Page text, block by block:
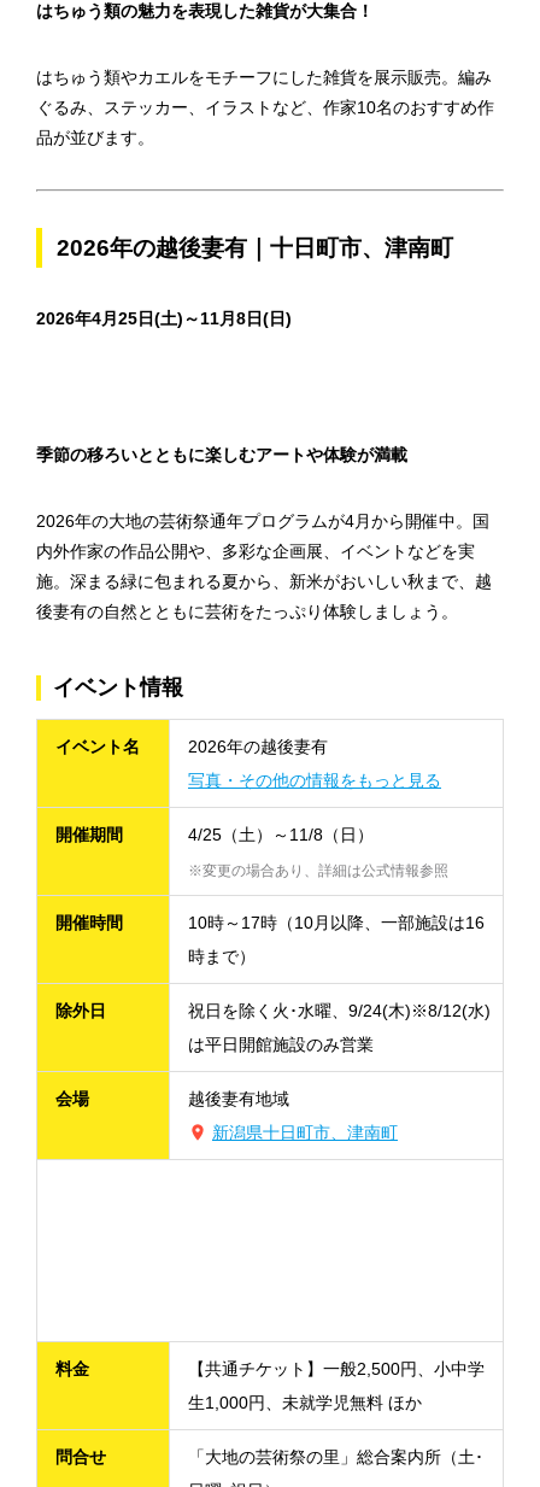
はちゅう類の魅力を表現した雑貨が大集合！
はちゅう類やカエルをモチーフにした雑貨を展示販売。編み
ぐるみ、ステッカー、イラストなど、作家10名のおすすめ作
品が並びます。
2026年の越後妻有｜十日町市、津南町
2026年4月25日(土)～11月8日(日)
季節の移ろいとともに楽しむアートや体験が満載
2026年の大地の芸術祭通年プログラムが4月から開催中。国
内外作家の作品公開や、多彩な企画展、イベントなどを実
施。深まる緑に包まれる夏から、新米がおいしい秋まで、越
後妻有の自然とともに芸術をたっぷり体験しましょう。
イベント情報
イベント名
2026年の越後妻有
写真・その他の情報をもっと見る
開催期間 4/25（土）～11/8（日）
※変更の場合あり、詳細は公式情報参照
開催時間
10時～17時（10月以降、一部施設は16
時まで）
除外日
祝日を除く火･水曜、9/24(木)※8/12(水)
は平日開館施設のみ営業
会場
越後妻有地域
新潟県十日町市、津南町
料金
【共通チケット】一般2,500円、小中学
生1,000円、未就学児無料 ほか
問合せ
「大地の芸術祭の里」総合案内所（土･